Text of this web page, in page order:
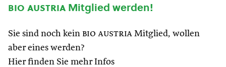
bio austria Mitglied werden!
Sie sind noch kein bio austria Mitglied, wollen
aber eines werden?
Hier finden Sie mehr Infos